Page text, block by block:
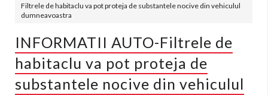
Filtrele de habitaclu va pot proteja de substantele nocive din vehiculul
dumneavoastra
INFORMATII AUTO-Filtrele de
habitaclu va pot proteja de
substantele nocive din vehiculul